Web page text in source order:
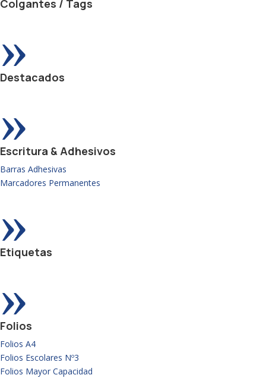
Colgantes / Tags
»
Destacados
»
Escritura & Adhesivos
Barras Adhesivas
Marcadores Permanentes
»
Etiquetas
»
Folios
Folios A4
Folios Escolares Nº3
Folios Mayor Capacidad